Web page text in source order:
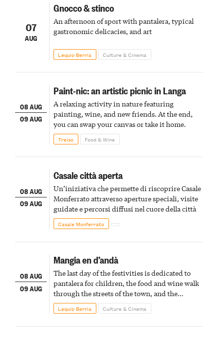
07
AUG
Gnocco & stinco
An afternoon of sport with pantalera, typical
gastronomic delicacies, and art
Lequio Berria Culture & Cinema
08 AUG
09 AUG
Paint-nic: an artistic picnic in Langa
A relaxing activity in nature featuring
painting, wine, and new friends. At the end,
you can swap your canvas or take it home.
Treiso Food & Wine
08 AUG
09 AUG
Casale città aperta
Un’iniziativa che permette di riscoprire Casale
Monferrato attraverso aperture speciali, visite
guidate e percorsi diffusi nel cuore della città
Casale Monferrato
08 AUG
09 AUG
Mangia en d’andà
The last day of the festivities is dedicated to
pantalera for children, the food and wine walk
through the streets of the town, and the
fireworks finale
Lequio Berria Culture & Cinema